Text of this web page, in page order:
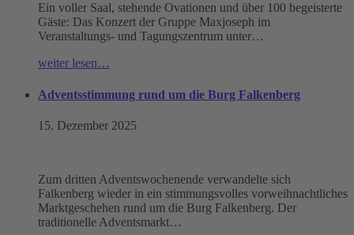
Ein voller Saal, stehende Ovationen und über 100 begeisterte
Gäste: Das Konzert der Gruppe Maxjoseph im
Veranstaltungs- und Tagungszentrum unter…
weiter lesen…
Adventsstimmung rund um die Burg Falkenberg
15. Dezember 2025
Zum dritten Adventswochenende verwandelte sich
Falkenberg wieder in ein stimmungsvolles vorweihnachtliches
Marktgeschehen rund um die Burg Falkenberg. Der
traditionelle Adventsmarkt…